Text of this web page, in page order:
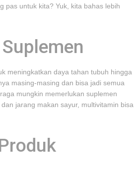
pas untuk kita? Yuk, kita bahas lebih
meningkatkan daya tahan tubuh hingga
masing-masing dan bisa jadi semua
mungkin memerlukan suplemen
jarang makan sayur, multivitamin bisa